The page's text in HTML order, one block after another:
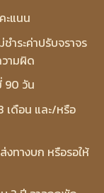
ะแนน
ำระค่าปรับจราจร
ามผิด
90 วัน
เดือน และ/หรือ
ทางบก หรือรอให้